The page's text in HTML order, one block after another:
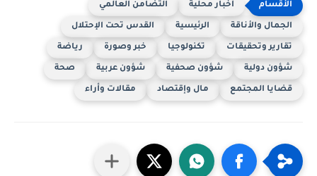
أخبار محلية التضامن العالمي
الجمال والأناقة الرئيسية القدس تحت الإحتلال
تقارير وتحقيقات تكنولوجيا خبر وصورة رياضة
شؤون دولية شؤون صحفية شؤون عربية صحة
قضايا المجتمع مال وإقتصاد مقالات وأراء